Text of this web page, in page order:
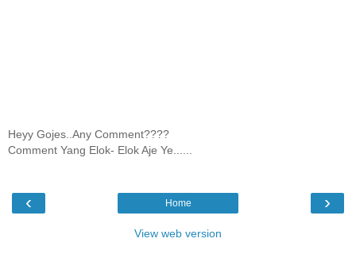
Heyy Gojes..Any Comment????
Comment Yang Elok- Elok Aje Ye......
‹ ›
Home
View web version